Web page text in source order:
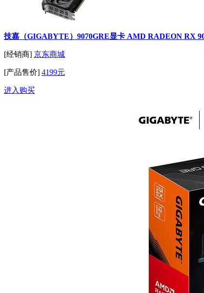
技嘉（GIGABYTE）9070GRE显卡 AMD RADEON RX
[经销商] 京东商城
[产品售价] 4199元
进入购买